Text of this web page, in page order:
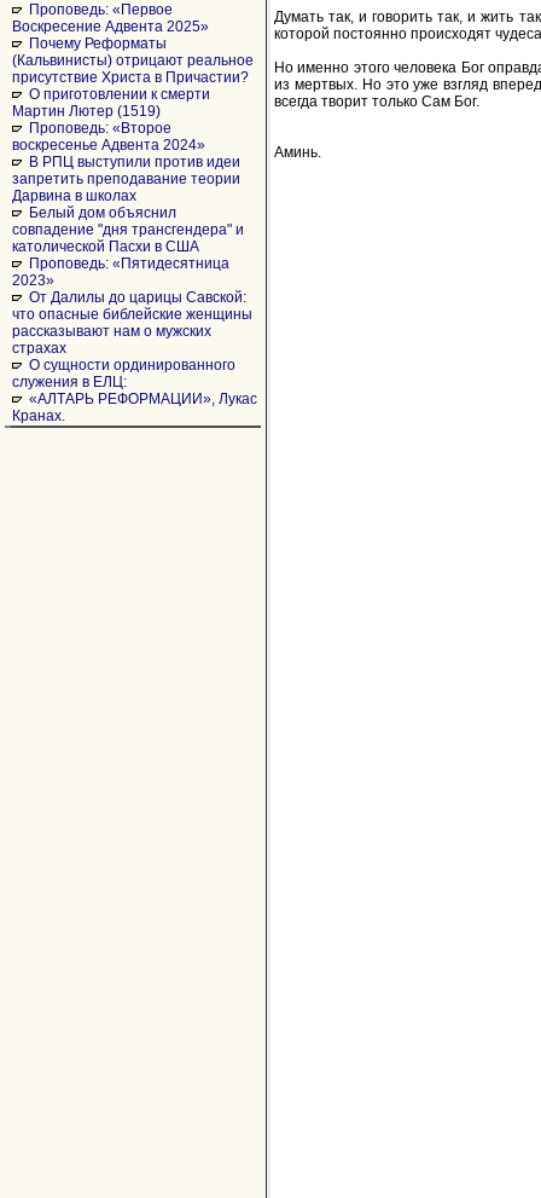
Проповедь: «Первое
Воскресение Адвента 2025»
Почему Реформаты
(Кальвинисты) отрицают реальное
присутствие Христа в Причастии?
О приготовлении к смерти
Мартин Лютер (1519)
Проповедь: «Второе
воскресенье Адвента 2024»
В РПЦ выступили против идеи
запретить преподавание теории
Дарвина в школах
Белый дом объяснил
совпадение "дня трансгендера" и
католической Пасхи в США
Проповедь: «Пятидесятница
2023»
От Далилы до царицы Савской:
что опасные библейские женщины
рассказывают нам о мужских
страхах
О сущности ординированного
служения в ЕЛЦ:
«АЛТАРЬ РЕФОРМАЦИИ», Лукас
Кранах.
Думать так, и говорить так, и жить
которой постоянно происходят
Но именно этого человека Бог
из мертвых. Но это уже взгляд
всегда творит только Сам Бог.
Аминь.